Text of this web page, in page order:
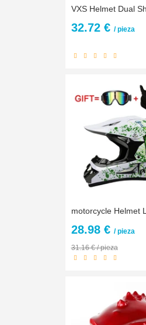
32.72 € / pieza
28.98 € / pieza
31.16 € / pieza